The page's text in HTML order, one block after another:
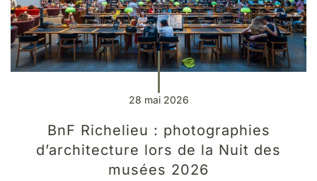
28 mai 2026
BnF Richelieu : photographies
d’architecture lors de la Nuit des
musées 2026